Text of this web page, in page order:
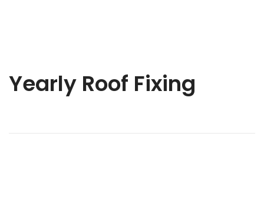
Yearly Roof Fixing